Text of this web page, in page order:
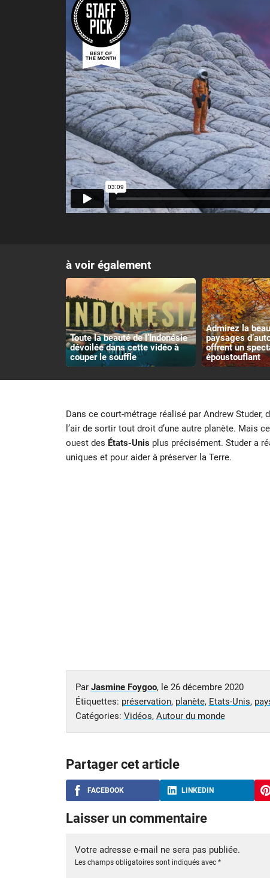
à voir également
Toute la beauté de l’Indonésie
dévoilée dans cette vidéo à
couper le souffle
Admirez la
paysages
offrent un
époustouflant
Dans ce court-métrage réalisé par Andrew
l’air de sortir tout droit d’une autre planète. Mais
ouest des États-Unisplus précisément. Studer a
uniques et pour aider à préserver la Terre.
Par Jasmine Foygoo, le 26 décembre 2020
Étiquettes: préservation, planète, Etats-Unis,
Catégories: Vidéos, Autour du monde
Partager cet article
FACEBOOK LINKEDIN
Laisser un commentaire
Votre adresse e-mail ne sera pas publiée.
Les champs obligatoires sont indiqués avec *